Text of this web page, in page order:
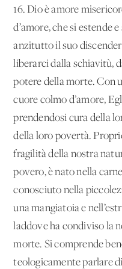
16. Dio è amore
d’amore, che si estende
anzitutto il suo
liberarci dalla schiavitù,
potere della morte. Con
cuore colmo d’amore,
prendendosi cura della
della loro povertà.
fragilità della nostra
povero, è nato nella
conosciuto nella
una mangiatoia e
laddove ha condiviso la
morte. Si comprende
teologicamente parlare